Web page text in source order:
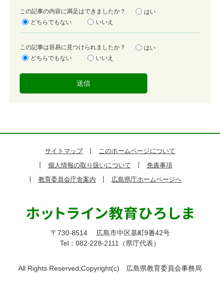
満
足
この記事の内容に満足はできましたか？
はい
どちらでもない
いいえ
容
易
この記事は容易に見つけられましたか？
はい
どちらでもない
いいえ
サイトマップ
このホームページについて
個人情報の取り扱いについて
免責事項
教育委員会庁舎案内
広島県庁ホームページへ
〒730-8514
広島市中区基町9番42号
Tel：082-228-2111（県庁代表）
All Rights Reserved,Copyright(c) 広島県教育委員会事務局